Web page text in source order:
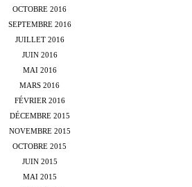
OCTOBRE 2016
SEPTEMBRE 2016
JUILLET 2016
JUIN 2016
MAI 2016
MARS 2016
FÉVRIER 2016
DÉCEMBRE 2015
NOVEMBRE 2015
OCTOBRE 2015
JUIN 2015
MAI 2015